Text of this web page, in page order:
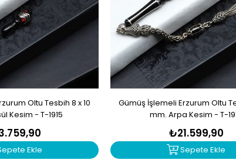
Oltu Tesbih 8 x 10
Kesim - T-1915
Ekle
Gümüş İşlemeli Erzurum Oltu
mm. Arpa Kesim - T-
₺21.599,90
Sepete Ekle